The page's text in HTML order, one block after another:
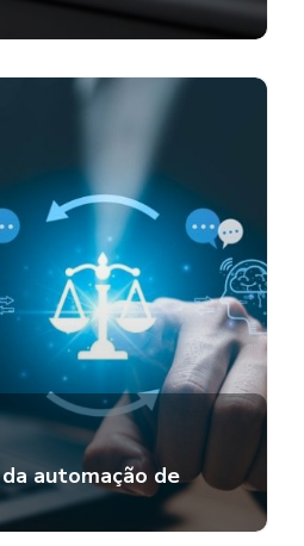
automação de